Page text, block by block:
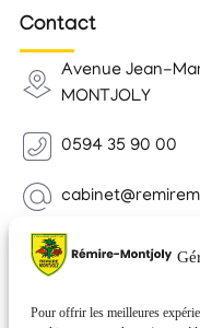
Pour offrir les meilleures
Contact
Avenue Jean-
MONTJOLY
0594 35 90 00
Newsletter
nouvelles de votre